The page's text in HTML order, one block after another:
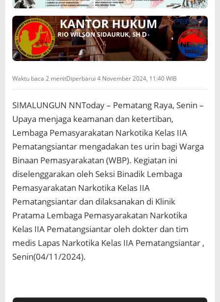
a
n
g
S
i
a
a
Waktu baca 2 menitDiperbarui 4 November 2024, 11:40 WIB
SIMALUNGUN NNToday – Pematang Raya, Senin –
Upaya menjaga keamanan dan ketertiban,
Lembaga Pemasyarakatan Narkotika Kelas IIA
Pematangsiantar mengadakan tes urin bagi Warga
Binaan Pemasyarakatan (WBP). Kegiatan ini
diselenggarakan oleh Seksi Binadik Lembaga
Pemasyarakatan Narkotika Kelas IIA
Pematangsiantar dan dilaksanakan di Klinik
Pratama Lembaga Pemasyarakatan Narkotika
Kelas IIA Pematangsiantar oleh dokter dan tim
medis Lapas Narkotika Kelas IIA Pematangsiantar ,
Senin(04/11/2024).